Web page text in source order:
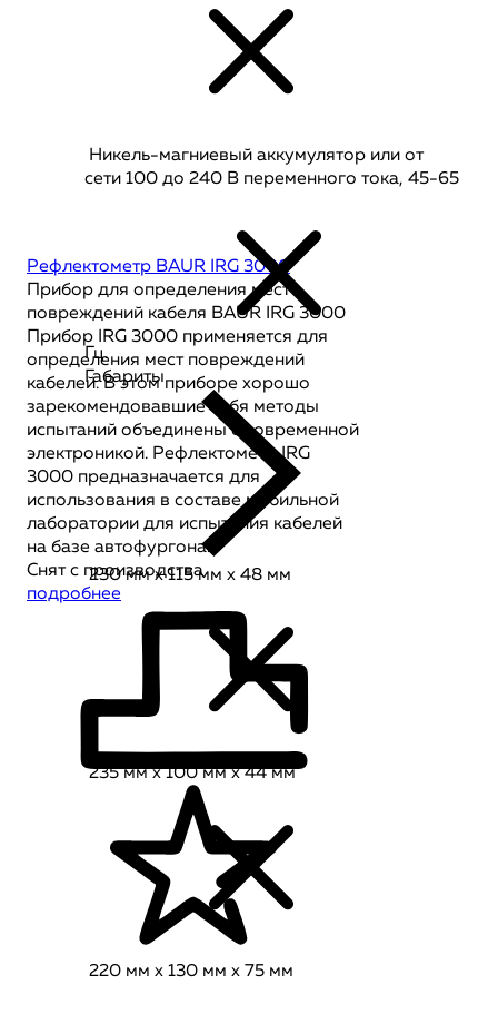
Рефлектометр BAUR IRG 3000
Прибор для определения мест
повреждений кабеля BAUR IRG 3000
Прибор IRG 3000 применяется для
определения мест повреждений
кабелей. В этом приборе хорошо
зарекомендовавшие себя методы
испытаний объединены с современной
электроникой. Рефлектометр IRG
3000 предназначается для
использования в составе мобильной
лаборатории для испытания кабелей
на базе автофургона.
Снят с производства
подробнее
Никель-магниевый аккумулятор или от
сети 100 до 240 В переменного тока, 45-65
Гц.
Габариты
230 мм x 115 мм x 48 мм
235 мм x 100 мм x 44 мм
220 мм x 130 мм x 75 мм